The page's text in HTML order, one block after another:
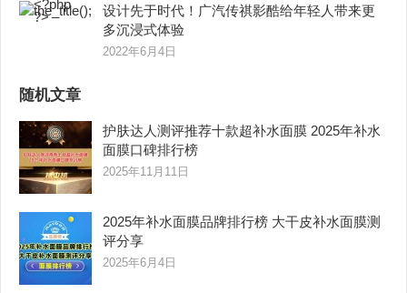
设计先于时代！广汽传祺影酷给年轻人带来更
多沉浸式体验
2022年6月4日
随机文章
护肤达人测评推荐十款超补水面膜 2025年补水
面膜口碑排行榜
2025年11月11日
2025年补水面膜品牌排行榜 大干皮补水面膜测
评分享
2025年6月4日